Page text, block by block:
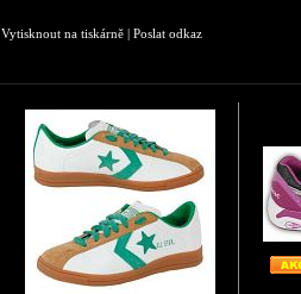
Vytisknout na tiskárně | Poslat odkaz